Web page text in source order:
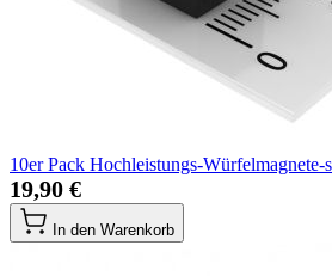
10er Pack Hochleistungs-
19,90 €
In den Warenkorb